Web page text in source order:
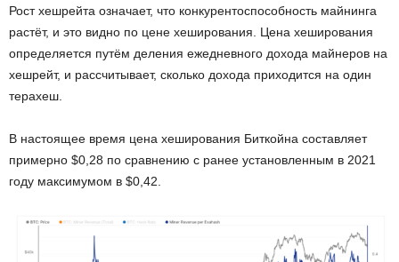
Рост хешрейта означает, что конкурентоспособность майнинга
растёт, и это видно по цене хеширования. Цена хеширования
определяется путём деления ежедневного дохода майнеров на
хешрейт, и рассчитывает, сколько дохода приходится на один
терахеш.
В настоящее время цена хеширования Биткойна составляет
примерно $0,28 по сравнению с ранее установленным в 2021
году максимумом в $0,42.